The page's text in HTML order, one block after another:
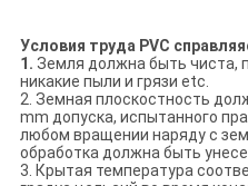
Условия труда PVC
1. Земля должна быть чиста,
никакие пыли и грязи etc.
2. Земная плоскостность
mm допуска, испытанного
любом вращении наряду с
обработка должна быть
3. Крытая температура